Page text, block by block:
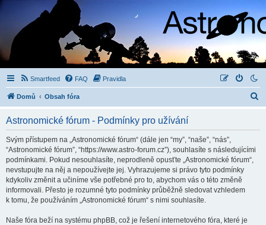
Smartfeed FAQ Pravidla
Domů Obsah fóra
Astronomické fórum - Podmínky pro užívání
Svým přístupem na „Astronomické fórum“ (dále jen “my”, “naše”, “nás”,
“Astronomické fórum”, “https://www.astro-forum.cz”), souhlasíte s následujícími
podmínkami. Pokud nesouhlasíte, neprodleně opusťte „Astronomické fórum“,
nevstupujte na něj a nepoužívejte jej. Vyhrazujeme si právo tyto podmínky
kdykoliv změnit a učiníme vše potřebné pro to, abychom vás o této změně
informovali. Přesto je rozumné tyto podmínky průběžně sledovat vzhledem
k tomu, že používáním „Astronomické fórum“ s nimi souhlasíte.
Naše fóra beží na systému phpBB, což je řešení internetového fóra, které je